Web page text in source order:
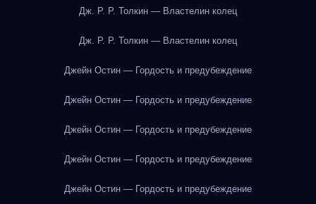
Дж. Р. Р. Толкин — Властелин колец
Дж. Р. Р. Толкин — Властелин колец
Джейн Остин — Гордость и предубеждение
Джейн Остин — Гордость и предубеждение
Джейн Остин — Гордость и предубеждение
Джейн Остин — Гордость и предубеждение
Джейн Остин — Гордость и предубеждение